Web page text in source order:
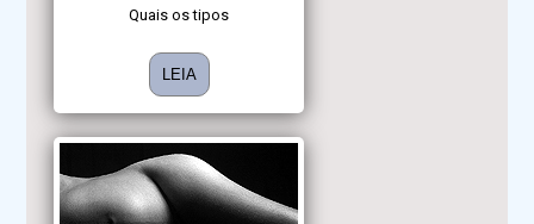
Quais os tipos
LEIA